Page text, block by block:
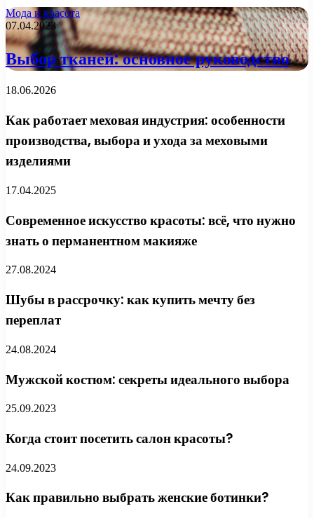
Мода и красота
07.04.2023
Выбор тканей: основное руководство
18.06.2026
Как работает меховая индустрия: особенности
производства, выбора и ухода за меховыми
изделиями
17.04.2025
Современное искусство красоты: всё, что нужно
знать о перманентном макияже
27.08.2024
Шубы в рассрочку: как купить мечту без
переплат
24.08.2024
Мужской костюм: секреты идеального выбора
25.09.2023
Когда стоит посетить салон красоты?
24.09.2023
Как правильно выбрать женские ботинки?